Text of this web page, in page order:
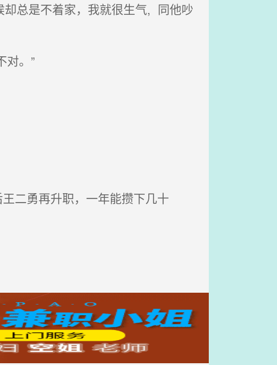
总是不着家，我就很生气, 同他吵
对。”
二勇再升职，一年能攒下几十